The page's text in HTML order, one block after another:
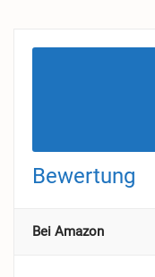
Bewertung
Bei Amazon